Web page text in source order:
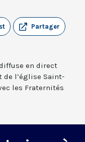
Partager
diffuse en direct
de l’église Saint-
les Fraternités